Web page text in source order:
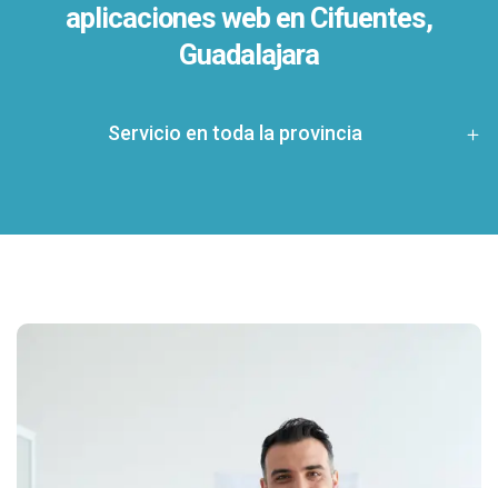
aplicaciones web en Cifuentes,
Guadalajara
Servicio en toda la provincia